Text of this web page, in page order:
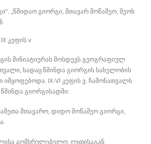
„წმიდაო გიორგი, მთავარ მოწამეო, მეოხ
კეფის v
მინიატიურას მოსდევს გეოგრაფიულ
სადაც წმინდა გიორგის სახელობის
იმყოფებოდა. IX-VI კეფის ვ. ჩამონათვალს
გიორგისადმი:
მთავარო, დიდო მოწამეო გიორგი,
აღმსრულებელო, ღვთისაგან